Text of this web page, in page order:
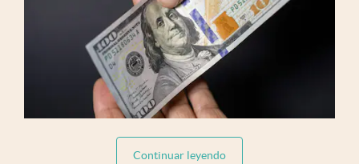
Continuar leyendoabre en nueva pestaña